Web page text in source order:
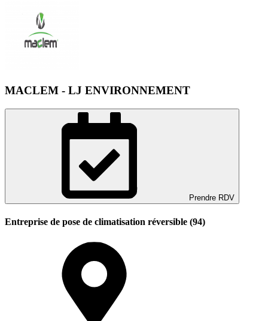
MACLEM - LJ ENVIRONNEMENT
Prendre RDV
Entreprise de pose de climatisation réversible (94)